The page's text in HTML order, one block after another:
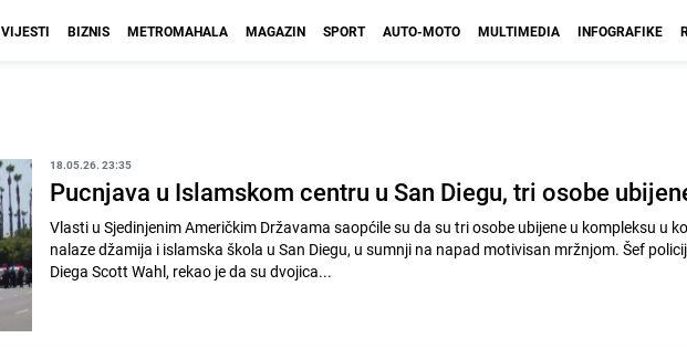
VIJESTI BIZNIS METROMAHALA MAGAZIN SPORT AUTO-MOTO MULTIMEDIA INFOGRAFIKE
18.05.26. 23:35
Pucnjava u Islamskom centru u San Diegu, tri osobe
Vlasti u Sjedinjenim Američkim Državama saopćile su da su tri osobe ubijene u kompleksu u
nalaze džamija i islamska škola u San Diegu, u sumnji na napad motivisan mržnjom. Šef
Diega Scott Wahl, rekao je da su dvojica...